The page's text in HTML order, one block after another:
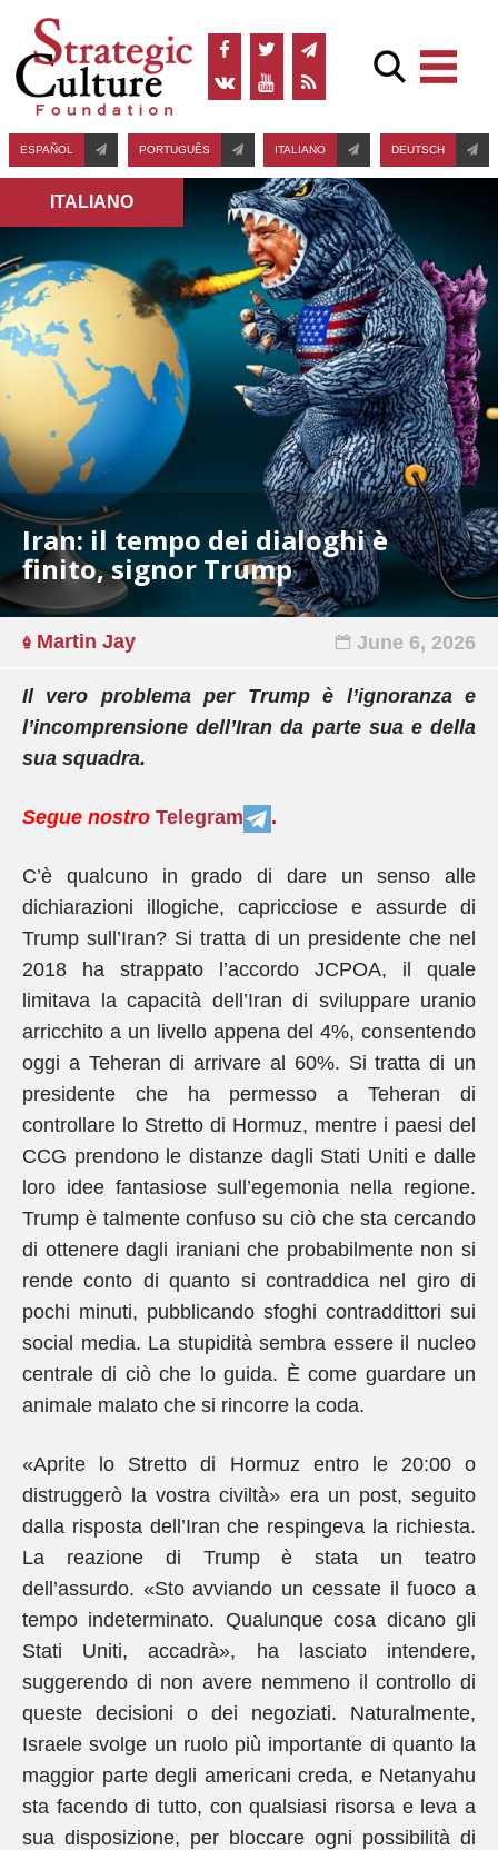
ESPAÑOL PORTUGUÊS ITALIANO DEUTSCH
ITALIANO
Iran: il tempo dei dialoghi è
finito, signor Trump
Martin Jay June 6, 2026
Il vero problema per Trump è l’ignoranza e
l’incomprensione dell’Iran da parte sua e della
sua squadra.
Segue nostro Telegram .
C’è qualcuno in grado di dare un senso alle
dichiarazioni illogiche, capricciose e assurde di
Trump sull’Iran? Si tratta di un presidente che nel
2018 ha strappato l’accordo JCPOA, il quale
limitava la capacità dell’Iran di sviluppare uranio
arricchito a un livello appena del 4%, consentendo
oggi a Teheran di arrivare al 60%. Si tratta di un
presidente che ha permesso a Teheran di
controllare lo Stretto di Hormuz, mentre i paesi del
CCG prendono le distanze dagli Stati Uniti e dalle
loro idee fantasiose sull’egemonia nella regione.
Trump è talmente confuso su ciò che sta cercando
di ottenere dagli iraniani che probabilmente non si
rende conto di quanto si contraddica nel giro di
pochi minuti, pubblicando sfoghi contraddittori sui
social media. La stupidità sembra essere il nucleo
centrale di ciò che lo guida. È come guardare un
animale malato che si rincorre la coda.
«Aprite lo Stretto di Hormuz entro le 20:00 o
distruggerò la vostra civiltà» era un post, seguito
dalla risposta dell’Iran che respingeva la richiesta.
La reazione di Trump è stata un teatro
dell’assurdo. «Sto avviando un cessate il fuoco a
tempo indeterminato. Qualunque cosa dicano gli
Stati Uniti, accadrà», ha lasciato intendere,
suggerendo di non avere nemmeno il controllo di
queste decisioni o dei negoziati. Naturalmente,
Israele svolge un ruolo più importante di quanto la
maggior parte degli americani creda, e Netanyahu
sta facendo di tutto, con qualsiasi risorsa e leva a
sua disposizione, per bloccare ogni possibilità di